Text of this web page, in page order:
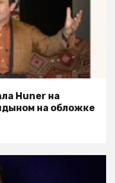
Huner на
на обложке